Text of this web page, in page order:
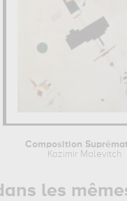
Composition
Kazimir Malevitch
les